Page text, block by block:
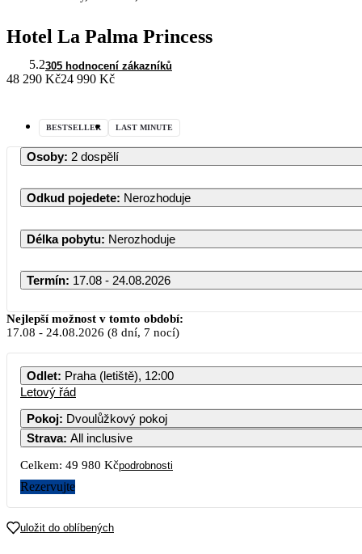
Hotel La Palma Princess
5.2305 hodnocení zákazníků
48 290 Kč24 990 Kč
BESTSELLER LAST MINUTE
Osoby: 2 dospělí
Odkud pojedete: Nerozhoduje
Délka pobytu: Nerozhoduje
Termín: 17.08 - 24.08.2026
Srpen 2026
PO ÚT ST ČT PÁ SO
Nejlepší možnost v tomto období:
17.08 - 24.08.2026 (8 dní, 7 nocí)
Odlet: Praha (letiště), 12:00
Letový řád
Pokoj: Dvoulůžkový pokoj
Strava: All inclusive
Celkem: 49 980 Kčpodrobnosti
Rezervujte
uložit do oblíbených